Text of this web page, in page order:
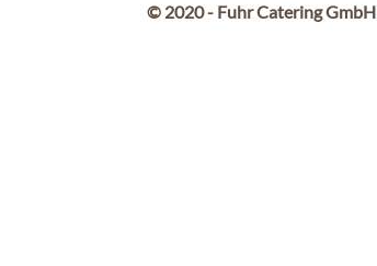
© 2020 - Fuhr Catering GmbH